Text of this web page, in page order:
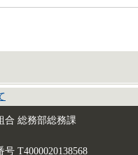
合 総務部総務課
T4000020138568